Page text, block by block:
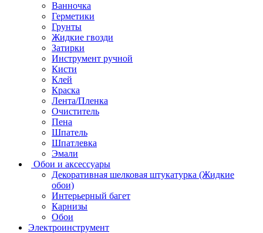
Ванночка
Герметики
Грунты
Жидкие гвозди
Затирки
Инструмент ручной
Кисти
Клей
Краска
Лента/Пленка
Очиститель
Пена
Шпатель
Шпатлевка
Эмали
Обои и аксессуары
Декоративная шелковая штукатурка (Жидкие
обои)
Интерьерный багет
Карнизы
Обои
Электроинструмент